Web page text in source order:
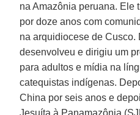
na Amazônia peruana. Ele
por doze anos com
na arquidiocese de Cusco.
desenvolveu e dirigiu um
para adultos e mídia na
catequistas indígenas.
China por seis anos e
Jesuíta à Panamazônia